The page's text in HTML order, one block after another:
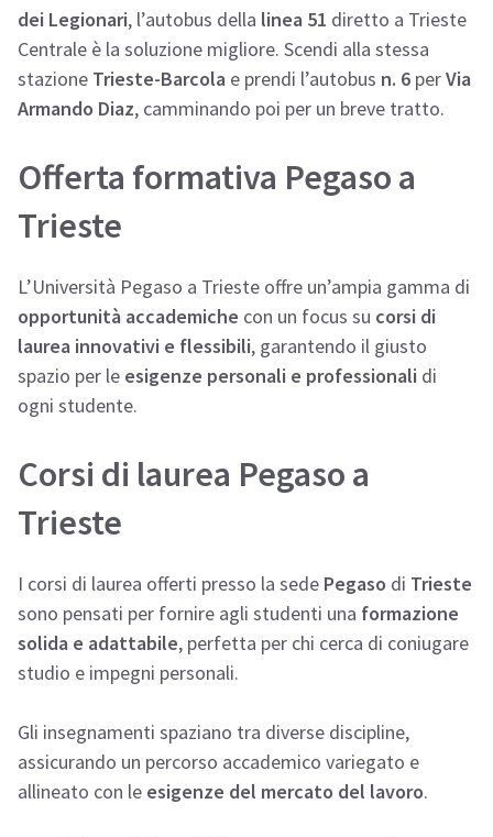
dei Legionari, l’autobus della linea 51 diretto a Trieste
Centrale è la soluzione migliore. Scendi alla stessa
stazione Trieste-Barcola e prendi l’autobus n. 6 perVia
Armando Diaz, camminando poi per un breve tratto.
Offerta formativa Pegaso a
Trieste
L’Università Pegaso a Trieste offre un’ampia gamma di
opportunità accademiche con un focus su corsi di
laurea innovativi e flessibili, garantendo il giusto
spazio per le esigenze personali e professionali di
ogni studente.
Corsi di laurea Pegaso a
Trieste
I corsi di laurea offerti presso la sede Pegaso di Trieste
sono pensati per fornire agli studenti una formazione
solida e adattabile, perfetta per chi cerca di coniugare
studio e impegni personali.
Gli insegnamenti spaziano tra diverse discipline,
assicurando un percorso accademico variegato e
allineato con le esigenze del mercato del lavoro.